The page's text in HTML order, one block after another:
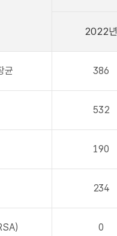
2022년
균 386
532
190
234
0